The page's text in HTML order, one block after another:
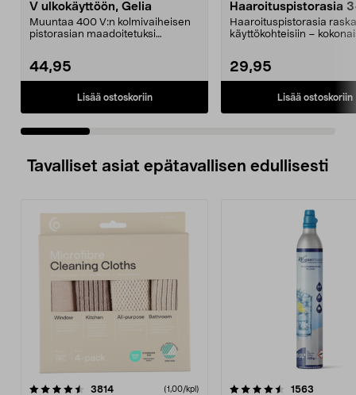
V ulkokäyttöön, Gelia
Muuntaa 400 V:n kolmivaiheisen
pistorasian maadoitetuksi
44,95
Lisää ostoskoriin
Haaroituspistorasia
osainen CEE 400V/
ulkokäyttöön
Haaroituspistorasia
käyttökohteisiin –
29,95
Lisää ostoskoriin
Tavalliset asiat epätavallisen edullisesti
3814arvostelut (1,00/kpl)
4.5viidestä
1563
4.5viidestä